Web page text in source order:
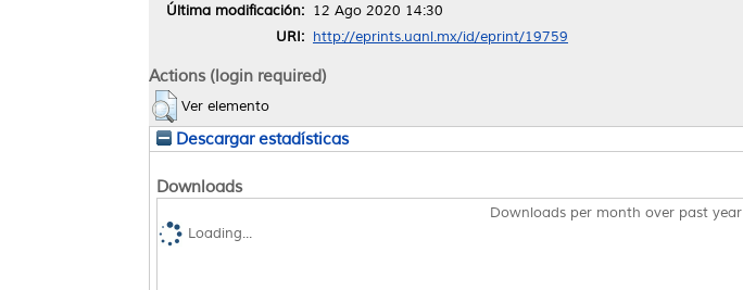
Última modificación: 12 Ago 2020 14:30
URI: http://eprints.uanl.mx/id/eprint/19759
Actions (login required)
Ver elemento
Descargar estadísticas
Downloads
Downloads per month over past year
Loading...